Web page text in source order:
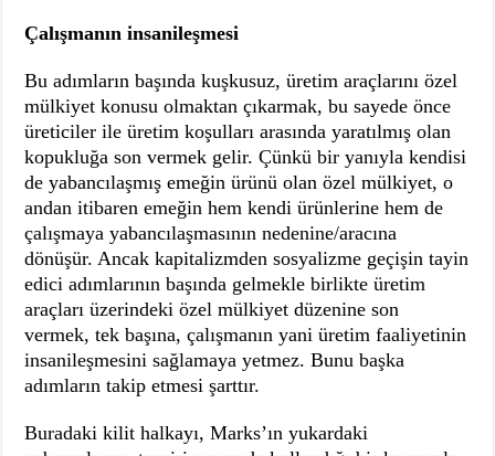
Çalışmanın insanileşmesi
Bu adımların başında kuşkusuz, üretim araçlarını özel
mülkiyet konusu olmaktan çıkarmak, bu sayede önce
üreticiler ile üretim koşulları arasında yaratılmış olan
kopukluğa son vermek gelir. Çünkü bir yanıyla kendisi
de yabancılaşmış emeğin ürünü olan özel mülkiyet, o
andan itibaren emeğin hem kendi ürünlerine hem de
çalışmaya yabancılaşmasının nedenine/aracına
dönüşür. Ancak kapitalizmden sosyalizme geçişin tayin
edici adımlarının başında gelmekle birlikte üretim
araçları üzerindeki özel mülkiyet düzenine son
vermek, tek başına, çalışmanın yani üretim faaliyetinin
insanileşmesini sağlamaya yetmez. Bunu başka
adımların takip etmesi şarttır.
Buradaki kilit halkayı, Marks’ın yukardaki